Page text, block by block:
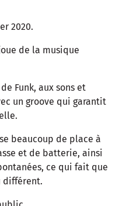
2020.
de la musique
Funk, aux sons et
un groove qui garantit
beaucoup de place à
et de batterie, ainsi
ce qui fait que
différent.